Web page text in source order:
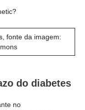
fonte da imagem:
do diabetes
no